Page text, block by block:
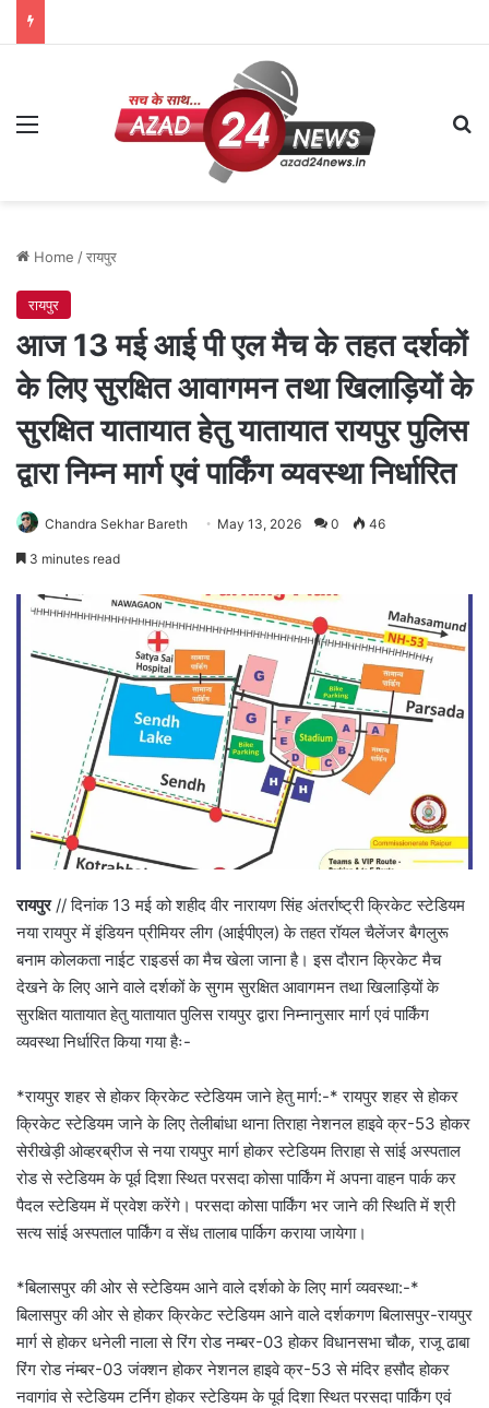
Menu
Home /रायपुर
रायपुर
आज 13 मई आई पी एल मैच के तहत दर्शकों
के लिए सुरक्षित आवागमन तथा खिलाड़ियों के
सुरक्षित यातायात हेतु यातायात रायपुर पुलिस
द्वारा निम्न मार्ग एवं पार्किंग व्यवस्था निर्धारित
Chandra Sekhar Bareth May 13, 2026 0 46
3 minutes read
रायपुर// दिनांक 13 मई को शहीद वीर नारायण सिंह अंतर्राष्ट्री क्रिकेट स्टेडियम
नया रायपुर में इंडियन प्रीमियर लीग (आईपीएल) के तहत रॉयल चैलेंजर बैगलुरू
बनाम कोलकता नाईट राइडर्स का मैच खेला जाना है। इस दौरान क्रिकेट मैच
देखने के लिए आने वाले दर्शकों के सुगम सुरक्षित आवागमन तथा खिलाड़ियों के
सुरक्षित यातायात हेतु यातायात पुलिस रायपुर द्वारा निम्नानुसार मार्ग एवं पार्किंग
व्यवस्था निर्धारित किया गया हैः-
*रायपुर शहर से होकर क्रिकेट स्टेडियम जाने हेतु मार्ग:-* रायपुर शहर से होकर
क्रिकेट स्टेडियम जाने के लिए तेलीबांधा थाना तिराहा नेशनल हाइवे क्र-53 होकर
सेरीखेड़ी ओव्हरब्रीज से नया रायपुर मार्ग होकर स्टेडियम तिराहा से सांई अस्पताल
रोड से स्टेडियम के पूर्व दिशा स्थित परसदा कोसा पार्किंग में अपना वाहन पार्क कर
पैदल स्टेडियम में प्रवेश करेंगे। परसदा कोसा पार्किंग भर जाने की स्थिति में श्री
सत्य सांई अस्पताल पार्किंग व सेंध तालाब पार्किग कराया जायेगा।
*बिलासपुर की ओर से स्टेडियम आने वाले दर्शको के लिए मार्ग व्यवस्था:-*
बिलासपुर की ओर से होकर क्रिकेट स्टेडियम आने वाले दर्शकगण बिलासपुर-रायपुर
मार्ग से होकर धनेली नाला से रिंग रोड नम्बर-03 होकर विधानसभा चौक, राजू ढाबा
रिंग रोड नंम्बर-03 जंक्शन होकर नेशनल हाइवे क्र-53 से मंदिर हसौद होकर
नवागांव से स्टेडियम टर्निग होकर स्टेडियम के पूर्व दिशा स्थित परसदा पार्किंग एवं